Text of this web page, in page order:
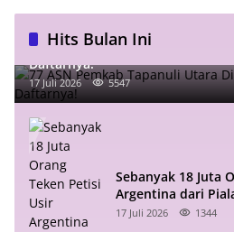
Hits Bulan Ini
77 ASN Pemkab Tapanuli Utara
Daftarnya!
17 Juli 2026 5547
Sebanyak 18 Juta
Argentina dari
17 Juli 2026 1344